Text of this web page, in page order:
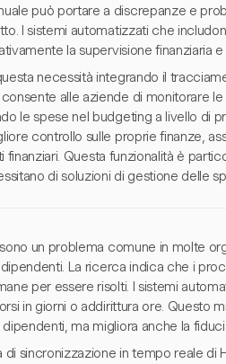
può portare a discrepanze e
I sistemi automatizzati che
la supervisione finanziaria
necessità integrando il
alle aziende di monitorare
le spese nel budgeting a livello di
controllo sulle proprie finanze,
finanziari. Questa funzionalità è
di soluzioni di gestione delle
un problema comune in molte
La ricerca indica che i
per essere risolti. I sistemi
in giorni o addirittura ore. Questo
ma migliora anche la
di sincronizzazione in tempo reale